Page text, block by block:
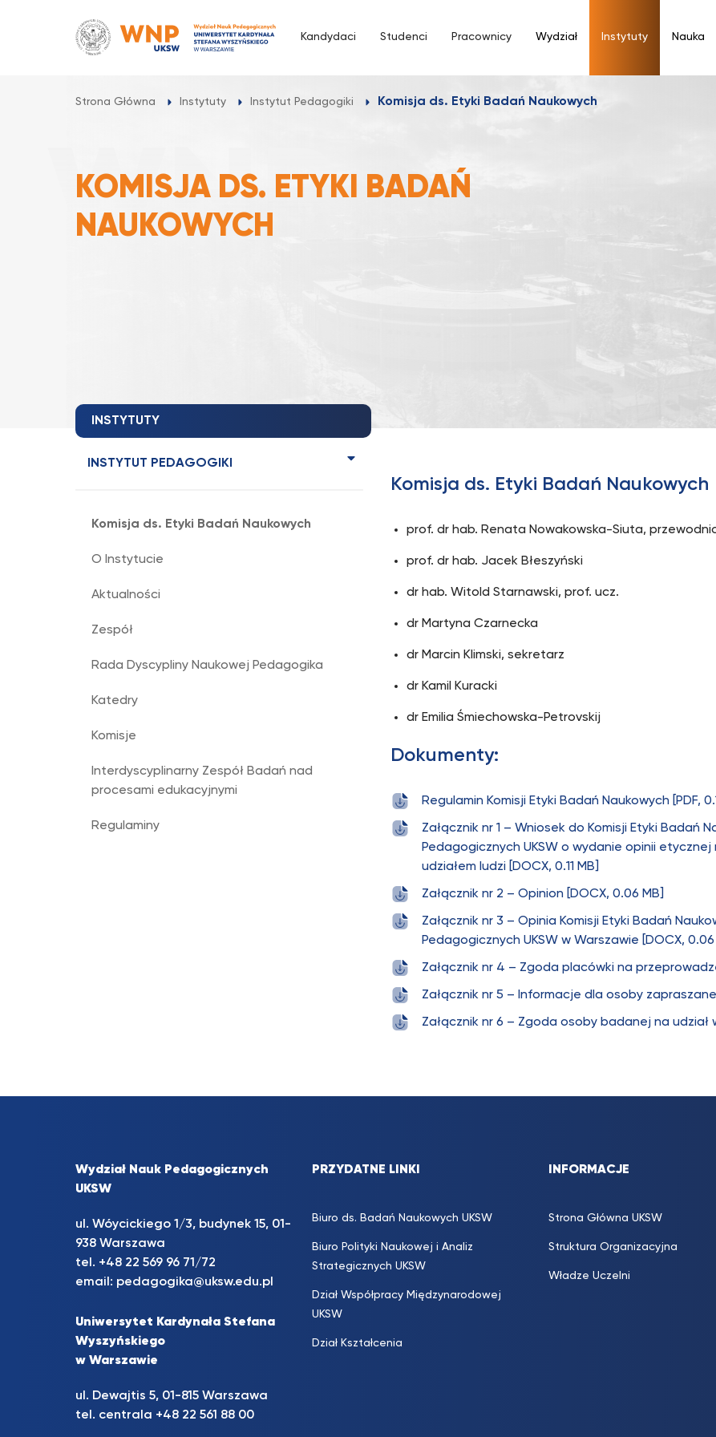
Kandydaci Studenci Pracownicy Wydział Instytuty Nauka
Strona Główna Instytuty Instytut Pedagogiki Komisja ds. Etyki Badań Naukowych
KOMISJA DS. ETYKI BADAŃ
NAUKOWYCH
INSTYTUTY
INSTYTUT PEDAGOGIKI
Komisja ds. Etyki Badań Naukowych
O Instytucie
Aktualności
Zespół
Rada Dyscypliny Naukowej Pedagogika
Katedry
Komisje
Interdyscyplinarny Zespół Badań nad
procesami edukacyjnymi
Regulaminy
Komisja ds. Etyki Badań Naukowych
prof. dr hab. Renata Nowakowska-Siuta,
prof. dr hab. Jacek Błeszyński
dr hab. Witold Starnawski, prof. ucz.
dr Martyna Czarnecka
dr Marcin Klimski, sekretarz
dr Kamil Kuracki
dr Emilia Śmiechowska-Petrovskij
Dokumenty:
Regulamin Komisji Etyki Badań Naukowych [PDF,
Załącznik nr 1 – Wniosek do Komisji Etyki Badań
Pedagogicznych UKSW o wydanie opinii
udziałem ludzi [DOCX, 0.11 MB]
Załącznik nr 2 – Opinion [DOCX, 0.06 MB]
Załącznik nr 3 – Opinia Komisji Etyki Badań
Pedagogicznych UKSW w Warszawie [DOCX, 0.06
Załącznik nr 4 – Zgoda placówki na
Załącznik nr 5 – Informacje dla osoby
Załącznik nr 6 – Zgoda osoby badanej na udział
Wydział Nauk Pedagogicznych
UKSW
ul. Wóycickiego 1/3, budynek 15, 01-
938 Warszawa
tel. +48 22 569 96 71/72
email: pedagogika@uksw.edu.pl
Uniwersytet Kardynała Stefana
Wyszyńskiego
w Warszawie
ul. Dewajtis 5, 01-815 Warszawa
tel. centrala +48 22 561 88 00
PRZYDATNE LINKI
Biuro ds. Badań Naukowych UKSW
Biuro Polityki Naukowej i Analiz
Strategicznych UKSW
Dział Współpracy Międzynarodowej
UKSW
Dział Kształcenia
INFORMACJE
Strona Główna UKSW
Struktura Organizacyjna
Władze Uczelni